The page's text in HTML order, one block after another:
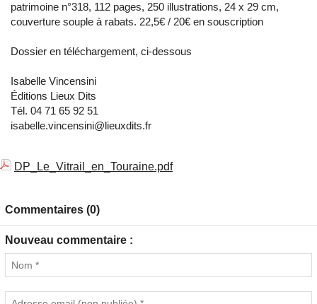
patrimoine n°318, 112 pages, 250 illustrations, 24 x 29 cm,
couverture souple à rabats. 22,5€ / 20€ en souscription
Dossier en téléchargement, ci-dessous
Isabelle Vincensini
Éditions Lieux Dits
Tél. 04 71 65 92 51
isabelle.vincensini@lieuxdits.fr
DP_Le_Vitrail_en_Touraine.pdf
Commentaires (0)
Nouveau commentaire :